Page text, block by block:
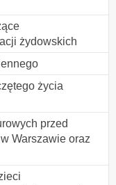
żydowskich
życia
przed
Warszawie oraz